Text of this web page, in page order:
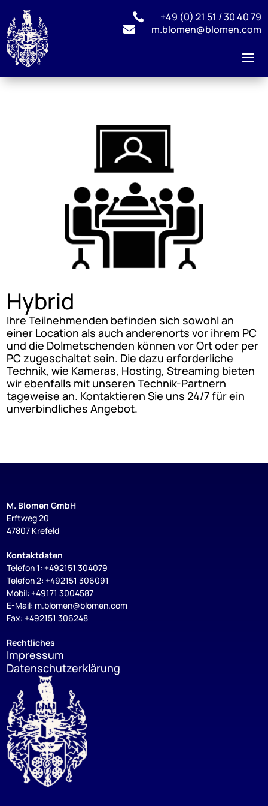
 +49 (0) 21 51 / 30 40 79
 m.blomen@blomen.com
Hybrid
Ihre Teilnehmenden befinden sich sowohl an
einer Location als auch anderenorts vor ihrem PC
und die Dolmetschenden können vor Ort oder per
PC zugeschaltet sein. Die dazu erforderliche
Technik, wie Kameras, Hosting, Streaming bieten
wir ebenfalls mit unseren Technik-Partnern
tageweise an. Kontaktieren Sie uns 24/7 für ein
unverbindliches Angebot.
M. Blomen GmbH
Erftweg 20
47807 Krefeld
Kontaktdaten
Telefon 1: +492151 304079
Telefon 2: +492151 306091
Mobil: +49171 3004587
E-Mail: m.blomen@blomen.com
Fax: +492151 306248
Rechtliches
Impressum
Datenschutzerklärung